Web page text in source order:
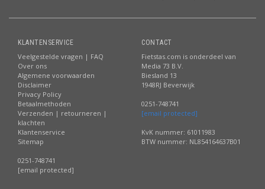
KLANTENSERVICE
Veelgestelde vragen | FAQ
Over ons
Algemene voorwaarden
Disclaimer
Privacy Policy
Betaalmethoden
Verzenden | retourneren |
klachten
Klantenservice
Sitemap
0251-748741
[email protected]
CONTACT
Fietstas.com is onderdeel van
Media 73 B.V.
Biesland 13
1948RJ Beverwijk
0251-748741
[email protected]
KvK nummer: 61011983
BTW nummer: NL854164637B01